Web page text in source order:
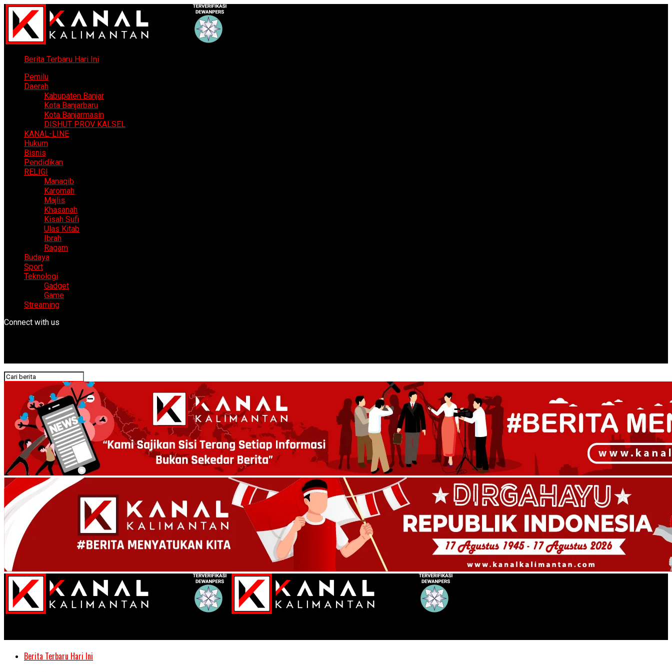
Berita Terbaru Hari Ini
Pemilu
Daerah
Kabupaten Banjar
Kota Banjarbaru
Kota Banjarmasin
DISHUT PROV KALSEL
KANAL-LINE
Hukum
Bisnis
Pendidikan
RELIGI
Manaqib
Karomah
Majlis
Khasanah
Kisah Sufi
Ulas Kitab
Ibrah
Ragam
Budaya
Sport
Teknologi
Gadget
Game
Streaming
Connect with us
Berita Terbaru Hari Ini